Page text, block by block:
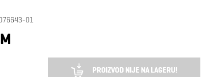
01
PROIZVOD NIJE NA LAGERU!